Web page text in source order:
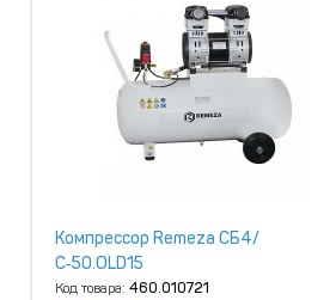
Компрессор Remeza СБ4/
С‑50.OLD15
Код товара:460.010721